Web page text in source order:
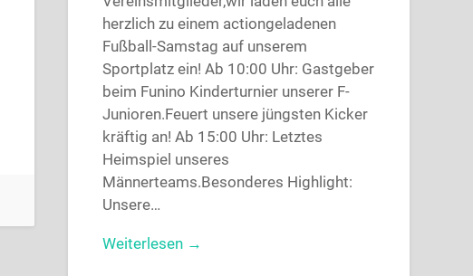
herzlich zu einem actiongeladenen
Fußball-Samstag auf unserem
Sportplatz ein! Ab 10:00 Uhr: Gastgeber
beim Funino Kinderturnier unserer F-
Junioren.Feuert unsere jüngsten Kicker
kräftig an! Ab 15:00 Uhr: Letztes
Heimspiel unseres
Männerteams.Besonderes Highlight:
Unsere…
Weiterlesen →